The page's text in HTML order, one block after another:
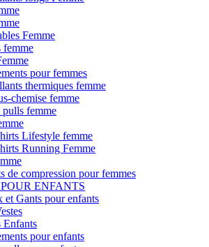
Femme
femme
pour femmes
thermiques femme
chemise femme
pulls femme
Lifestyle femme
Running Femme
de compression pour femmes
ENFANTS
et Gants pour enfants
Enfants
pour enfants